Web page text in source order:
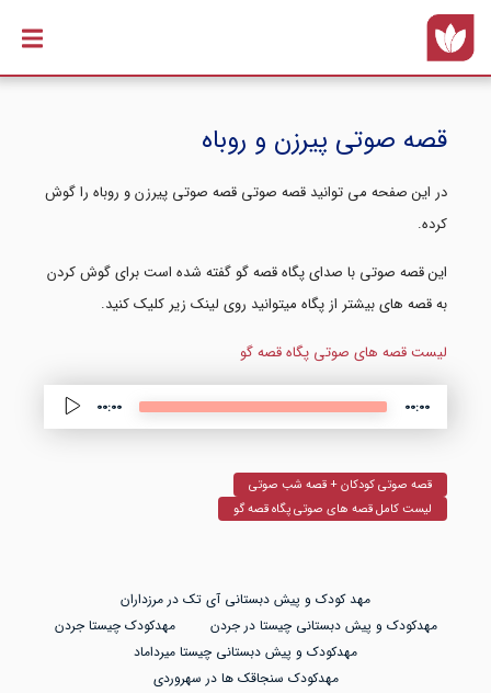
قصه صوتی پیرزن و روباه
در این صفحه می توانید قصه صوتی قصه صوتی پیرزن و روباه را گوش
کرده.
این قصه صوتی با صدای پگاه قصه گو گفته شده است برای گوش کردن
به قصه های بیشتر از پگاه میتوانید روی لینک زیر کلیک کنید.
لیست قصه های صوتی پگاه قصه گو
00:00 00:00
قصه صوتی کودکان + قصه شب صوتی
لیست کامل قصه های صوتی پگاه قصه گو
مهد کودک و پیش دبستانی آی تک در مرزداران
مهدکودک و پیش دبستانی چیستا در جردن
مهدکودک چیستا جردن
مهدکودک و پیش دبستانی چیستا میرداماد
مهدکودک سنجاقک ها در سهروردی